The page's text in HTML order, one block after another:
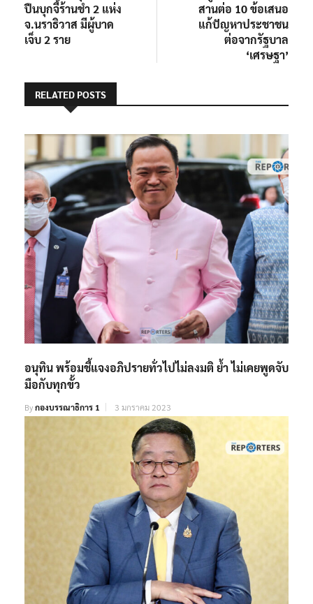
ปืนบุกจี้ร้านชำ 2 แห่ง
จ.นราธิวาส มีผู้บาด
เจ็บ 2 ราย
สานต่อ 10 ข้อเสนอ
แก้ปัญหาประชาชน
ต่อจากรัฐบาล
‘เศรษฐา’
RELATED POSTS
อนุทิน พร้อมชี้แจงอภิปรายทั่วไปไม่ลงมติ ย้ำ ไม่เคยพูดจับ
มือกับทุกขั้ว
Byกองบรรณาธิการ 1 3 มกราคม 2023